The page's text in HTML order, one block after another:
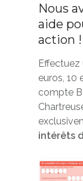
Nous
aide
action !
Effectuez
euros, 10
compte
intérêts